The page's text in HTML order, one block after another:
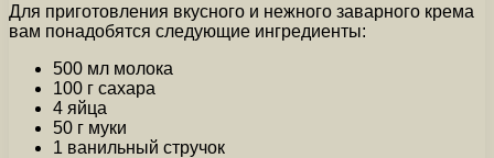
Для приготовления вкусного и нежного заварного крема
вам понадобятся следующие ингредиенты:
500 мл молока
100 г сахара
4 яйца
50 г муки
1 ванильный стручок